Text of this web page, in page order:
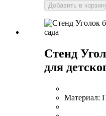
Добавить в
Стенд
для
Материал: